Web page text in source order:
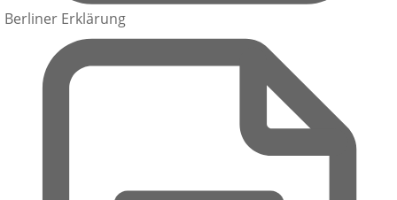
Berliner Erklärung